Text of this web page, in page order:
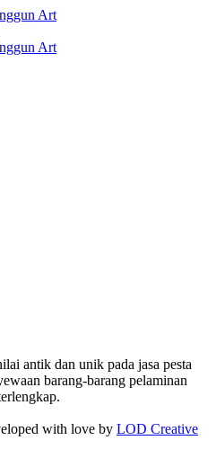
antik dan unik pada jasa pesta
barang-barang pelaminan
with love by LOD Creative